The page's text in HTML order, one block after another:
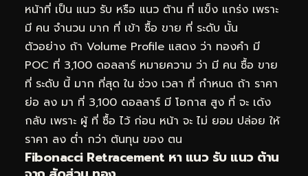
หน้าที่ เป็น แนว รับ หรือ แนว ต้าน ที่ แข็ง แกร่ง เพราะ
มี คน จำนวน มาก ที่ เข้า ซื้อ ขาย ที่ ระดับ นั้น
ตัวอย่าง ถ้า Volume Profile แสดง ว่า ทองคำ มี
POC ที่ 3,100 ดอลลาร์ หมายความ ว่า มี คน ซื้อ ขาย
ที่ ระดับ นี้ มาก ที่สุด ใน ช่วง เวลา ที่ กำหนด ถ้า ราคา
ย่อ ลง มา ที่ 3,100 ดอลลาร์ มี โอกาส สูง ที่ จะ เด้ง
กลับ เพราะ ผู้ ที่ ซื้อ ไว้ ก่อน หน้า จะ ไม่ ยอม ปล่อย ให้
ราคา ลง ต่ำ กว่า ต้นทุน ของ ตน
Fibonacci Retracement หา แนว รับ แนว ต้าน